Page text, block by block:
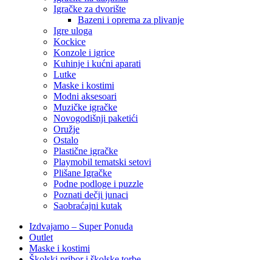
‎Igračke za dvorište
Bazeni i oprema za plivanje
Igre uloga
Kockice
Konzole i igrice
Kuhinje i kućni aparati
Lutke
Maske i kostimi
Modni aksesoari
Muzičke igračke
Novogodišnji paketići
Oružje
Ostalo
Plastične igračke
Playmobil tematski setovi
Plišane Igračke
Podne podloge i puzzle
Poznati dečji junaci
Saobraćajni kutak
Izdvajamo – Super Ponuda
Outlet
Maske i kostimi